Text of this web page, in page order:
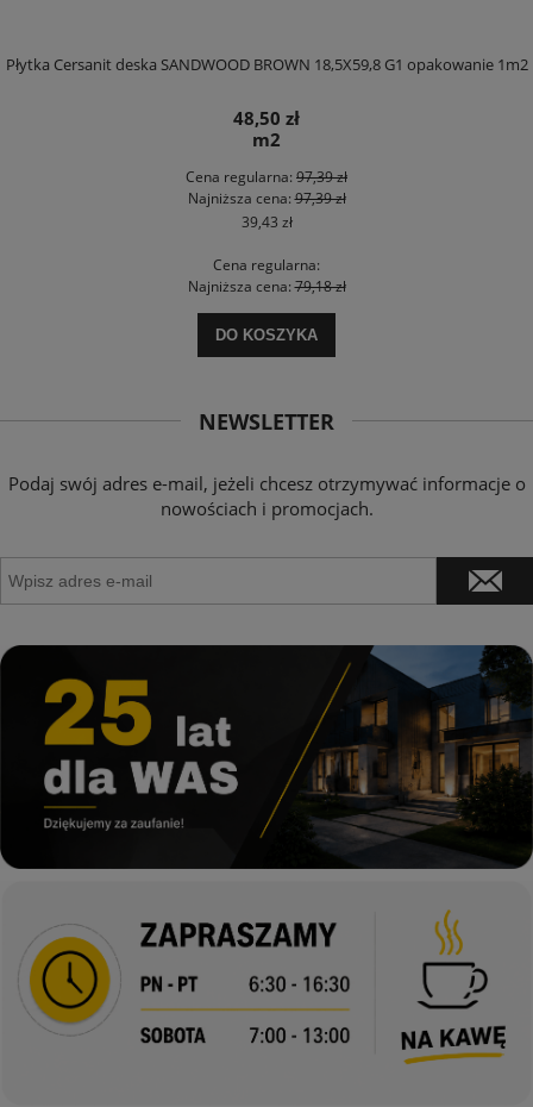
Płytka Cersanit deska SANDWOOD BROWN 18,5X59,8 G1 opakowanie 1m2
48,50 zł
m2
Cena regularna: 97,39 zł
Najniższa cena:97,39 zł
39,43 zł
Cena regularna:
Najniższa cena:79,18 zł
DO KOSZYKA
NEWSLETTER
Podaj swój adres e-mail, jeżeli chcesz otrzymywać informacje o
nowościach i promocjach.